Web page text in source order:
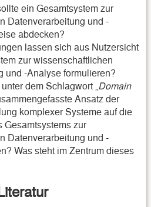
ein Gesamtsystem zur
Datenverarbeitung und -
abdecken?
lassen sich aus Nutzersicht
zur wissenschaftlichen
und -Analyse formulieren?
dem Schlagwort „ Domain
Ansatz der
komplexer Systeme auf die
zur
Datenverarbeitung und -
Was steht im Zentrum dieses